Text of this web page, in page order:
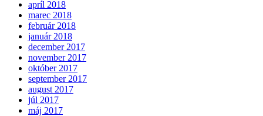
apríl 2018
marec 2018
február 2018
január 2018
december 2017
november 2017
október 2017
september 2017
august 2017
júl 2017
máj 2017